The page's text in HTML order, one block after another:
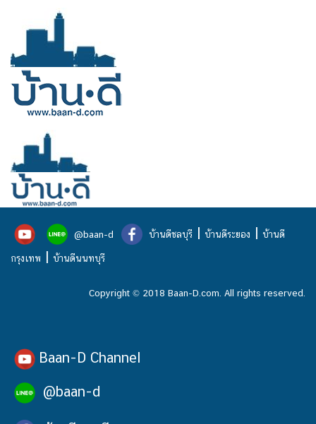
@baan-d บ้านดีชลบุรี บ้านดีระยอง บ้านดี
กรุงเทพ บ้านดีนนทบุรี
Copyright © 2018 Baan-D.com. All rights reserved.
Baan-D Channel
@baan-d